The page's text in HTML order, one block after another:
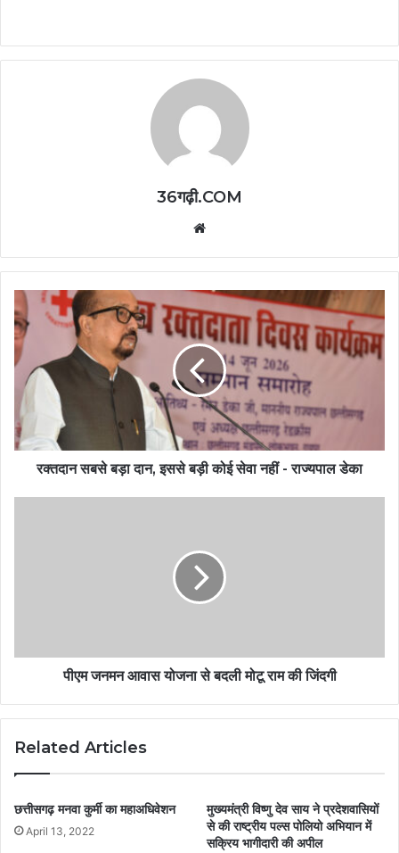
36गढ़ी.COM
रक्तदान सबसे बड़ा दान, इससे बड़ी कोई सेवा नहीं - राज्यपाल डेका
पीएम जनमन आवास योजना से बदली मोटू राम की जिंदगी
Related Articles
छत्तीसगढ़ मनवा कुर्मी का महाअधिवेशन
April 13, 2022
मुख्यमंत्री विष्णु देव साय ने प्रदेशवासियों
से की राष्ट्रीय पल्स पोलियो अभियान में
सक्रिय भागीदारी की अपील